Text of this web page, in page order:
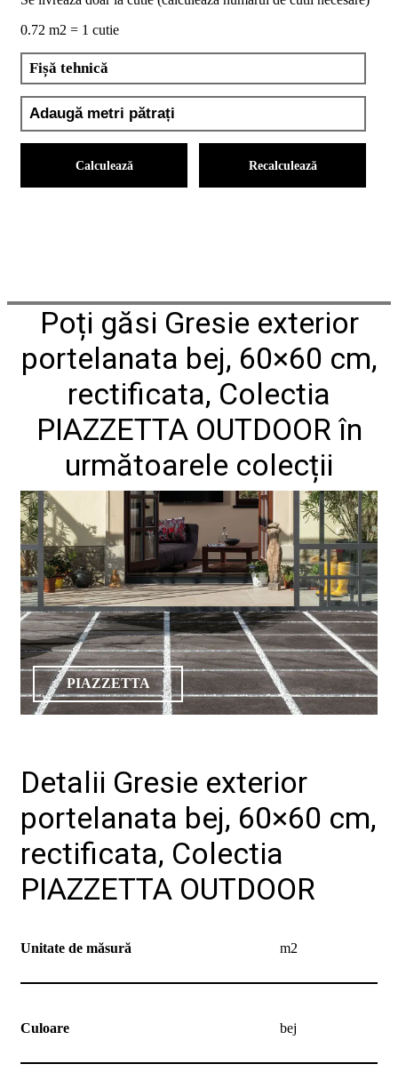
noi
Contact
Devino
partener
0.72 m2 = 1 cutie
Fișă tehnică
Calculează Recalculează
Poți găsi Gresie exterior
portelanata bej, 60×60 cm,
rectificata, Colectia
PIAZZETTA OUTDOOR în
următoarele colecții
PIAZZETTA
Detalii Gresie exterior
portelanata bej, 60×60 cm,
rectificata, Colectia
PIAZZETTA OUTDOOR
Unitate de măsură m2
Culoare bej